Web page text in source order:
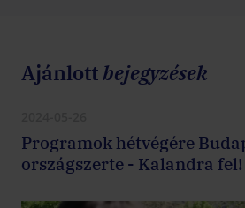
Ajánlottbejegyzések
Programok hétvégére
országszerte - Kalandra fel!